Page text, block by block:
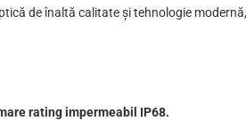
de înaltă calitate și tehnologie
rating impermeabil IP68.